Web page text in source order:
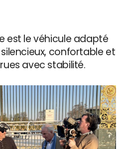
est le véhicule adapté
confortable et
avec stabilité.